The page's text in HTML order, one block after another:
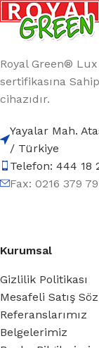
Royal Green®
sertifikasına
cihazıdır.
Yayalar Mah.
/ Türkiye
Telefon: 444 18
Fax: 0216 379
Kurumsal
Gizlilik Politikası
Mesafeli Satış
Referanslarımız
Belgelerimiz